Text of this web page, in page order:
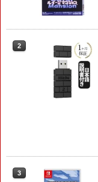
2
3